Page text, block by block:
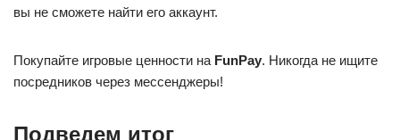
вы не сможете найти его аккаунт.
Покупайте игровые ценности на FunPay. Никогда не ищите
посредников через мессенджеры!
Подведем итог